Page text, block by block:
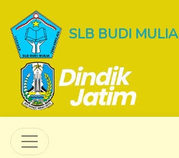
SLB BUDI MULIA